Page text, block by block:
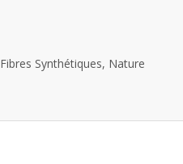
Fibres Synthétiques, Nature